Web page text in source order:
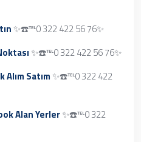
✨☎️℡0 322 422 56 76✨
✨☎️℡0 322 422 56 76✨
Satım✨☎️℡0 322 422
Alan Yerler✨☎️℡0 322